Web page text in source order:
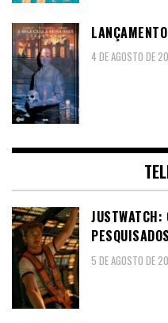
4 DE AGOSTO DE
JUSTWATCH:
5 DE AGOSTO DE